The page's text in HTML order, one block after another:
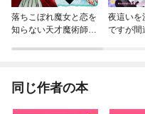
落ちこぼれ魔女と恋を
知らない天才魔術師
夜這いを
ですが間
同じ作者の本